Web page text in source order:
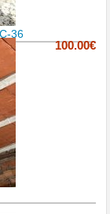
36
100.00€